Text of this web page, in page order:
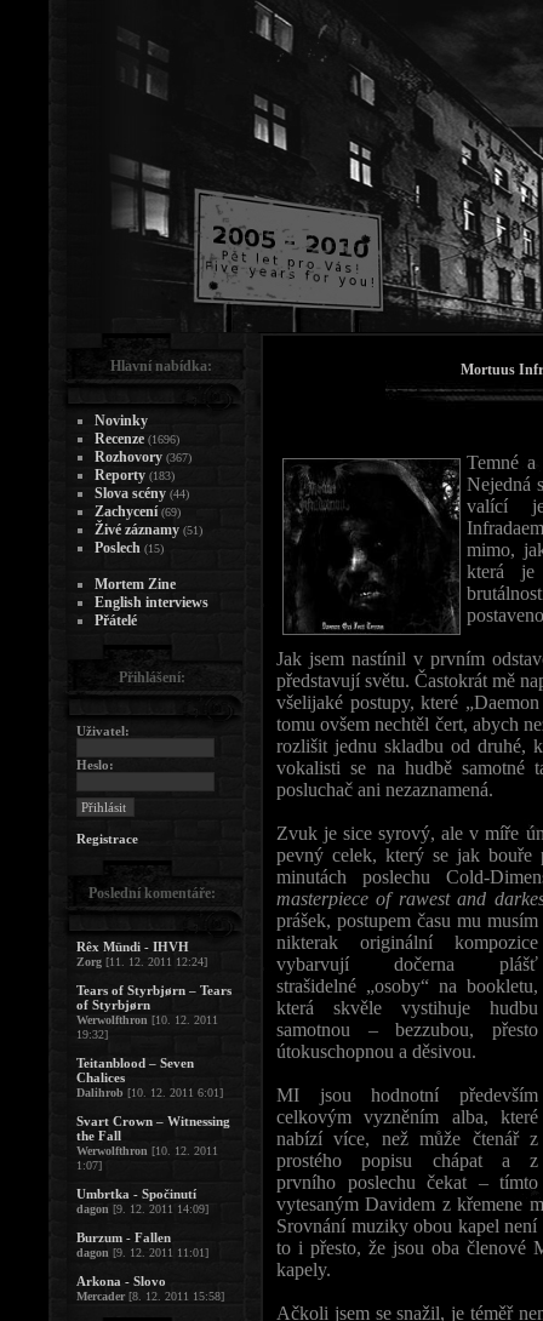
Mortuus
Temné
Nejedná
valící
mimo,
která je
Jak jsem nastínil v prvním
představují světu. Častokrát mě
všelijaké postupy, které
tomu ovšem nechtěl čert, abych
rozlišit jednu skladbu od druhé,
vokalisti se na hudbě samotné
posluchač ani nezaznamená.
Zvuk je sice syrový, ale v míře
pevný celek, který se jak
minutách poslechu Cold-
masterpiece of rawest and
prášek, postupem času mu
nikterak originální kompozice
vybarvují dočerna plášť
strašidelné „osoby“ na bookletu,
která skvěle vystihuje hudbu
samotnou – bezzubou, přesto
útokuschopnou a děsivou.
MI jsou hodnotní především
celkovým vyzněním alba, které
nabízí více, než může čtenář z
prostého popisu chápat a z
prvního poslechu čekat – tímto
vytesaným Davidem z křemene
Srovnání muziky obou kapel
to i přesto, že jsou oba členové
kapely.
Ačkoli jsem se snažil, je téměř
Hlavní nabídka:
Novinky
Recenze (1696)
Rozhovory (367)
Reporty (183)
Slova scény (44)
Zachycení (69)
Živé záznamy (51)
Poslech (15)
Mortem Zine
English interviews
Přátelé
Přihlášení:
Uživatel:
Heslo:
Registrace
Poslední komentáře:
Rêx Mündi - IHVH
Zorg [11. 12. 2011 12:24]
Tears of Styrbjørn – Tears
of Styrbjørn
Werwolfthron [10. 12. 2011
19:32]
Teitanblood – Seven
Chalices
Dalihrob [10. 12. 2011 6:01]
Svart Crown – Witnessing
the Fall
Werwolfthron [10. 12. 2011
1:07]
Umbrtka - Spočinutí
dagon [9. 12. 2011 14:09]
Burzum - Fallen
dagon [9. 12. 2011 11:01]
Arkona - Slovo
Mercader[8. 12. 2011 15:58]